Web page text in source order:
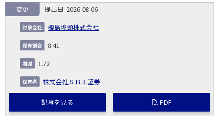
NO.
告
義
務
発
生
日
提
日
証券
対
2026-08-06
櫻島埠頭株式会社
変更
8.41
1.72
株式会社ＳＢＩ証券
記事を見る PDF